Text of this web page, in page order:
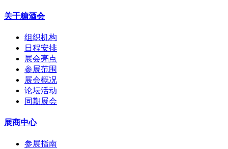
关于糖酒会
组织机构
日程安排
展会亮点
参展范围
展会概况
论坛活动
同期展会
展商中心
参展指南